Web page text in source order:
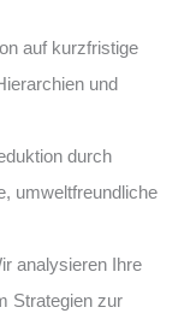
auf kurzfristige
und
durch
umweltfreundliche
analysieren Ihre
Strategien zur